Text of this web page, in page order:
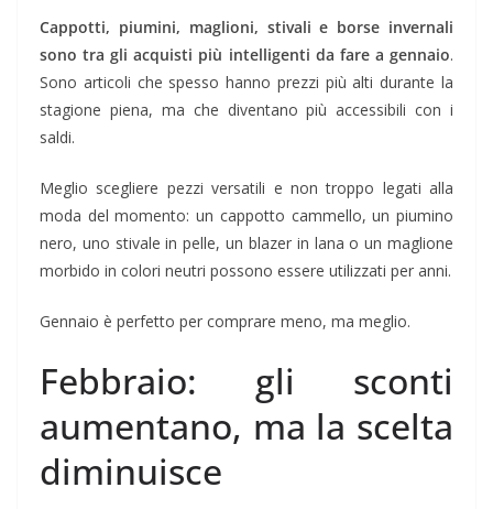
Cappotti, piumini, maglioni, stivali e borse invernali
sono tra gli acquisti più intelligenti da fare a gennaio.
Sono articoli che spesso hanno prezzi più alti durante la
stagione piena, ma che diventano più accessibili con i
saldi.
Meglio scegliere pezzi versatili e non troppo legati alla
moda del momento: un cappotto cammello, un piumino
nero, uno stivale in pelle, un blazer in lana o un maglione
morbido in colori neutri possono essere utilizzati per anni.
Gennaio è perfetto per comprare meno, ma meglio.
Febbraio: gli sconti
aumentano, ma la scelta
diminuisce